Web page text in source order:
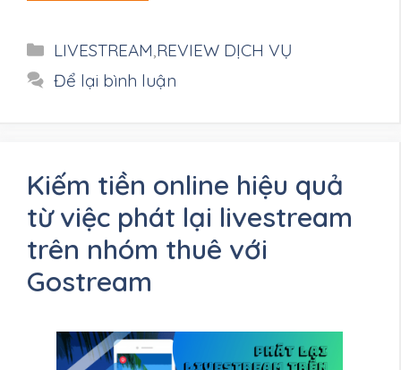
Danh
mục
LIVESTREAM REVIEW DỊCH VỤ
Để lại bình luận
Kiếm tiền online hiệu quả
từ việc phát lại livestream
trên nhóm thuê với
Gostream